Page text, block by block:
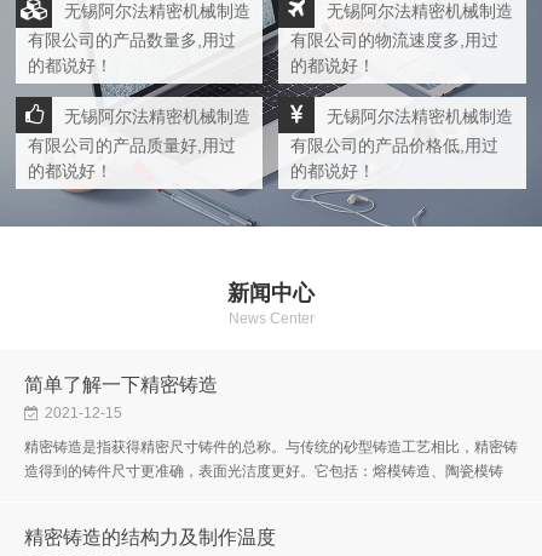
无锡阿尔法精密机械制造
有限公司的产品数量多,用过
的都说好！
无锡阿尔法精密机械制造
有限公司的物流速度多,用过
的都说好！
无锡阿尔法精密机械制造
有限公司的产品质量好,用过
的都说好！
无锡阿尔法精密机械制造
有限公司的产品价格低,用过
的都说好！
新闻中心
News Center
简单了解一下精密铸造
2021-12-15
精密铸造是指获得精密尺寸铸件的总称。与传统的砂型铸造工艺相比，精密铸
造得到的铸件尺寸更准确，表面光洁度更好。它包括：熔模铸造、陶瓷模铸
精密铸造的结构力及制作温度